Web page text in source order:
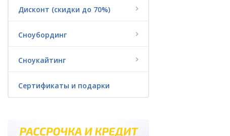
Пончо из флиса
Водные аттракционы
(надувные)
Батуты
Дисконт (скидки до 70%)
Сноубординг
Сноукайтинг
Сертификаты и подарки